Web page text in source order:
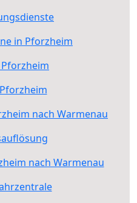
in Pforzheim
nach Warmenau
nach Warmenau